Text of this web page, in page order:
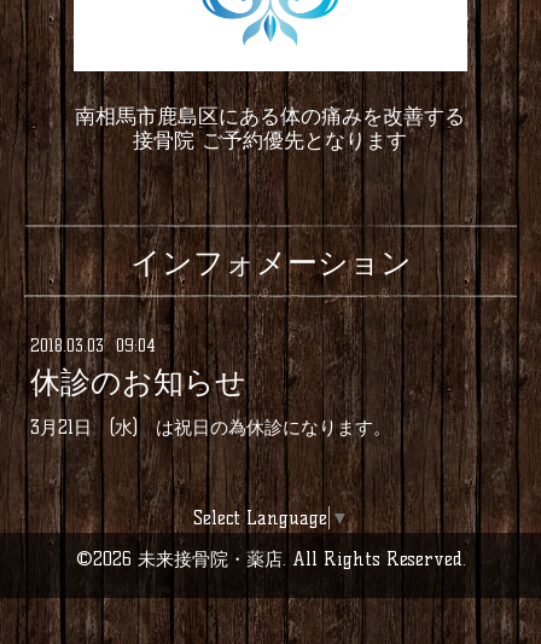
南相馬市鹿島区にある体の痛みを改善する
接骨院 ご予約優先となります
インフォメーション
2018 03.03 09:04
休診のお知らせ
3月21日 (水) は祝日の為休診になります。
Select Language ▼
©2026 未来接骨院・薬店. All Rights Reserved.